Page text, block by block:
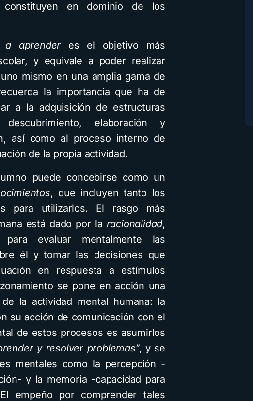
en dominio de los
a aprender es el objetivo más
y equivale a poder realizar
mismo en una amplia gama de
la importancia que ha de
a la adquisición de estructuras
elaboración y
así como al proceso interno de
de la propia actividad.
puede concebirse como un
, que incluyen tanto los
para utilizarlos. El rasgo más
está dado por la racionalidad,
evaluar mentalmente las
él y tomar las decisiones que
en respuesta a estímulos
se pone en acción una
la actividad mental humana: la
su acción de comunicación con el
de estos procesos es asumirlos
y resolver problemas”, y se
mentales como la percepción -
y la memoria -capacidad para
empeño por comprender tales